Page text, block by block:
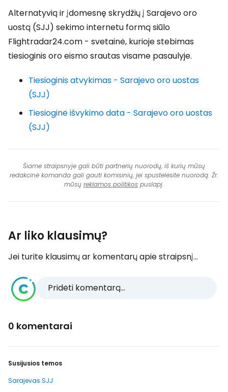
Alternatyvią ir įdomesnę skrydžių į Sarajevo oro
uostą (SJJ) sekimo internetu formą siūlo
Flightradar24.com - svetainė, kurioje stebimas
tiesioginis oro eismo srautas visame pasaulyje.
Tiesioginis atvykimas - Sarajevo oro uostas
(SJJ)
Tiesioginė išvykimo data - Sarajevo oro uostas
(SJJ)
Šiame straipsnyje gali būti partnerių nuorodų, iš kurių mūsų
redakcinė komanda gali gauti komisinių, jei spustelėsite nuorodą. Žr.
mūsų reklamos politikos puslapį.
Ar liko klausimų?
Jei turite klausimų ar komentarų apie straipsnį...
Pridėti komentarą...
0 komentarai
Susijusios temos
Sarajevas SJJ